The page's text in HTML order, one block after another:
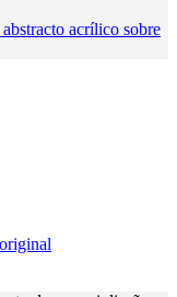
acrílico sobre